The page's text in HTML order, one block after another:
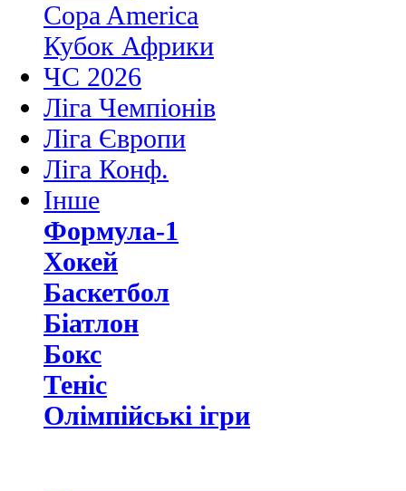
Copa America
Кубок Африки
ЧС 2026
Ліга Чемпіонів
Ліга Європи
Ліга Конф.
Інше
Формула-1
Хокей
Баскетбол
Біатлон
Бокс
Теніс
Олімпійські ігри